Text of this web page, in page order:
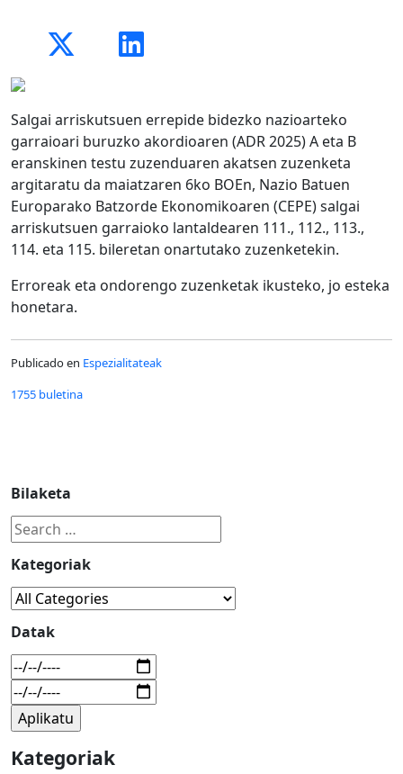
Salgai arriskutsuen errepide bidezko nazioarteko
garraioari buruzko akordioaren (ADR 2025) A eta B
eranskinen testu zuzenduaren akatsen zuzenketa
argitaratu da maiatzaren 6ko BOEn, Nazio Batuen
Europarako Batzorde Ekonomikoaren (CEPE) salgai
arriskutsuen garraioko lantaldearen 111., 112., 113.,
114. eta 115. bileretan onartutako zuzenketekin.
Erroreak eta ondorengo zuzenketak ikusteko, jo esteka
honetara.
Publicado en Espezialitateak
1755 buletina
Bilaketa
Kategoriak
Datak
Kategoriak